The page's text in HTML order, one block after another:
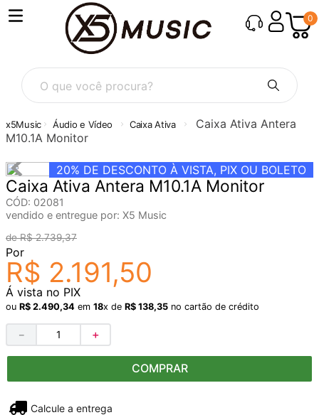
0
O que você procura?
Áudio e Vídeo Caixa Ativa
Caixa Ativa Antera
M10.1A Monitor
20% DE DESCONTO À VISTA, PIX OU BOLETO
Caixa Ativa Antera M10.1A Monitor
CÓD: 02081
vendido e entregue por: X5 Music
R$ 2.739,37
Por
R$ 2.191,50
Á vista no PIX
ou R$ 2.490,34 em 18x de R$ 138,35 no cartão de crédito
＋
－
COMPRAR
Não sei meu CEP